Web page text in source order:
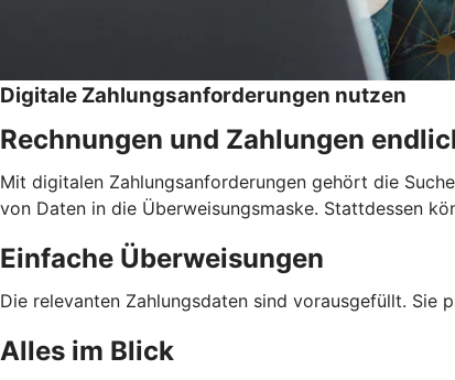
Digitale Zahlungsanforderungen nutzen
Rechnungen und Zahlungen
Mit digitalen Zahlungsanforderungen gehört die
von Daten in die Überweisungsmaske. Stattdessen
Einfache Überweisungen
Die relevanten Zahlungsdaten sind vorausgefüllt. Sie
Alles im Blick